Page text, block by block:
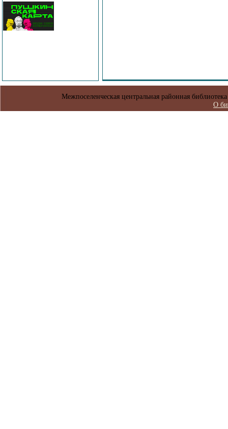
Межпоселенческая центральная районная
О